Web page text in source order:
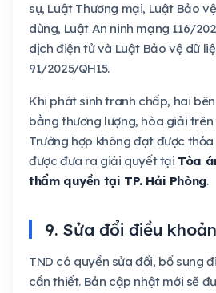
sự, Luật Thương mại, Luật Bảo
dùng, Luật An ninh mạng 116/
dịch điện tử và Luật Bảo vệ dữ
91/2025/QH15.
Khi phát sinh tranh chấp, hai
bằng thương lượng, hòa giải
Trường hợp không đạt được
được đưa ra giải quyết tại Tòa
thẩm quyền tại TP. Hải Phòng.
9. Sửa đổi điều khoản
TND có quyền sửa đổi, bổ sung
cần thiết. Bản cập nhật mới sẽ